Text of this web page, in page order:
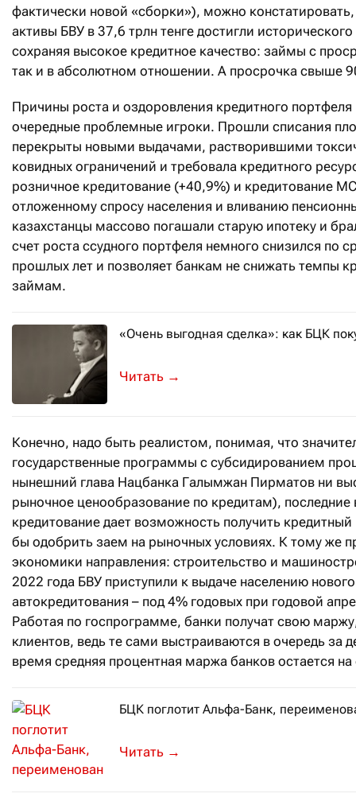
фактически новой «сборки»), можно
активы БВУ в 37,6 трлн тенге достигли
сохраняя высокое кредитное качество: займы с
так и в абсолютном отношении. А просрочка свыше
Причины роста и оздоровления кредитного
очередные проблемные игроки. Прошли списания
перекрыты новыми выдачами, растворившими
ковидных ограничений и требовала кредитного
розничное кредитование (+40,9%) и кредитование
отложенному спросу населения и вливанию
казахстанцы массово погашали старую ипотеку и
счет роста ссудного портфеля немного снизился по
прошлых лет и позволяет банкам не снижать темпы
займам.
«Очень выгодная сделка»: как БЦК
О подробностях сделки в
→
Конечно, надо быть реалистом, понимая, что
государственные программы с субсидированием
нынешний глава Нацбанка Галымжан Пирматов ни
рыночное ценообразование по кредитам),
кредитование дает возможность получить
бы одобрить заем на рыночных условиях. К тому
экономики направления: строительство и
2022 года БВУ приступили к выдаче населению
автокредитования – под 4% годовых при годовой
Работая по госпрограмме, банки получат свою
клиентов, ведь те сами выстраиваются в очередь
время средняя процентная маржа банков остается
БЦК поглотит Альфа-Банк,
Этот процесс может занять от
→